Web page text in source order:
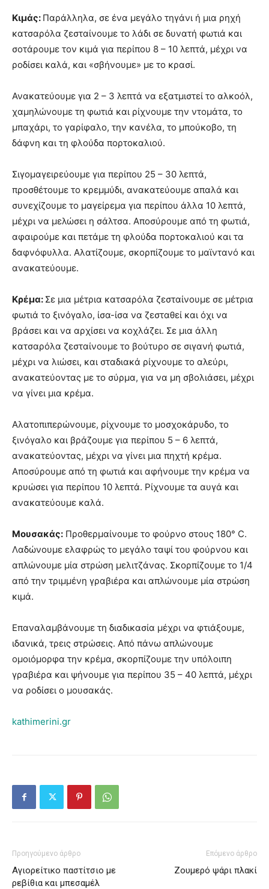
Κιμάς: Παράλληλα, σε ένα μεγάλο τηγάνι ή μια ρηχή
κατσαρόλα ζεσταίνουμε το λάδι σε δυνατή φωτιά και
σοτάρουμε τον κιμά για περίπου 8 – 10 λεπτά, μέχρι να
ροδίσει καλά, και «σβήνουμε» με το κρασί.
Ανακατεύουμε για 2 – 3 λεπτά να εξατμιστεί το αλκοόλ,
χαμηλώνουμε τη φωτιά και ρίχνουμε την ντομάτα, το
μπαχάρι, το γαρίφαλο, την κανέλα, το μπούκοβο, τη
δάφνη και τη φλούδα πορτοκαλιού.
Σιγομαγειρεύουμε για περίπου 25 – 30 λεπτά,
προσθέτουμε το κρεμμύδι, ανακατεύουμε απαλά και
συνεχίζουμε το μαγείρεμα για περίπου άλλα 10 λεπτά,
μέχρι να μελώσει η σάλτσα. Αποσύρουμε από τη φωτιά,
αφαιρούμε και πετάμε τη φλούδα πορτοκαλιού και τα
δαφνόφυλλα. Αλατίζουμε, σκορπίζουμε το μαϊντανό και
ανακατεύουμε.
Κρέμα: Σε μια μέτρια κατσαρόλα ζεσταίνουμε σε μέτρια
φωτιά το ξινόγαλο, ίσα-ίσα να ζεσταθεί και όχι να
βράσει και να αρχίσει να κοχλάζει. Σε μια άλλη
κατσαρόλα ζεσταίνουμε το βούτυρο σε σιγανή φωτιά,
μέχρι να λιώσει, και σταδιακά ρίχνουμε το αλεύρι,
ανακατεύοντας με το σύρμα, για να μη σβολιάσει, μέχρι
να γίνει μια κρέμα.
Αλατοπιπερώνουμε, ρίχνουμε το μοσχοκάρυδο, το
ξινόγαλο και βράζουμε για περίπου 5 – 6 λεπτά,
ανακατεύοντας, μέχρι να γίνει μια πηχτή κρέμα.
Αποσύρουμε από τη φωτιά και αφήνουμε την κρέμα να
κρυώσει για περίπου 10 λεπτά. Ρίχνουμε τα αυγά και
ανακατεύουμε καλά.
Μουσακάς: Προθερμαίνουμε το φούρνο στους 180° C.
Λαδώνουμε ελαφρώς το μεγάλο ταψί του φούρνου και
απλώνουμε μία στρώση μελιτζάνας. Σκορπίζουμε το 1/4
από την τριμμένη γραβιέρα και απλώνουμε μία στρώση
κιμά.
Επαναλαμβάνουμε τη διαδικασία μέχρι να φτιάξουμε,
ιδανικά, τρεις στρώσεις. Από πάνω απλώνουμε
ομοιόμορφα την κρέμα, σκορπίζουμε την υπόλοιπη
γραβιέρα και ψήνουμε για περίπου 35 – 40 λεπτά, μέχρι
να ροδίσει ο μουσακάς.
kathimerini.gr
Προηγούμενο άρθρο
Αγιορείτικο παστίτσιο με
ρεβίθια και μπεσαμέλ
Επόμενο άρθρο
Ζουμερό ψάρι πλακί